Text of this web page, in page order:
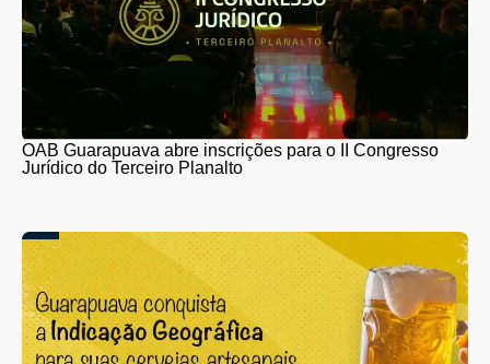
OAB Guarapuava abre inscrições para o II Congresso
Jurídico do Terceiro Planalto